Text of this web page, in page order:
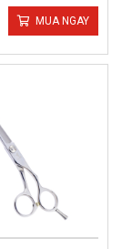
MUA NGAY